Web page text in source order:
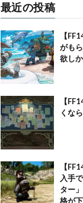
最近の投稿
【
がも
欲し
【
くな
【
入手
ター
格が